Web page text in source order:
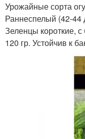
Урожайные сорта
Раннеспелый (42-44
Зеленцы короткие,
120 гр. Устойчив к